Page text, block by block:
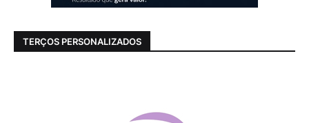
TERÇOS PERSONALIZADOS